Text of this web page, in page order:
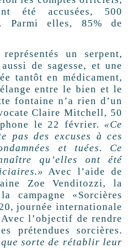
été accusées, 500
Parmi elles, 85% de
un serpent,
de sagesse, et une
tantôt en médicament,
entre le bien et le
fontaine n’a rien d’un
Claire Mitchell, 50
le 22 février. «Ce
pas des excuses à ces
et tuées. Ce
qu’elles ont été
Avec l’aide de
Zoe Venditozzi, la
campagne «Sorcières
journée internationale
l’objectif de rendre
prétendues sorcières.
sorte de rétablir leur